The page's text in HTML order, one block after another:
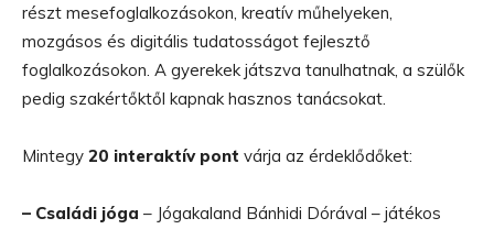
részt mesefoglalkozásokon, kreatív műhelyeken,
mozgásos és digitális tudatosságot fejlesztő
foglalkozásokon. A gyerekek játszva tanulhatnak, a szülők
pedig szakértőktől kapnak hasznos tanácsokat.
Mintegy 20 interaktív pont várja az érdeklődőket:
– Családi jóga – Jógakaland Bánhidi Dórával – játékos